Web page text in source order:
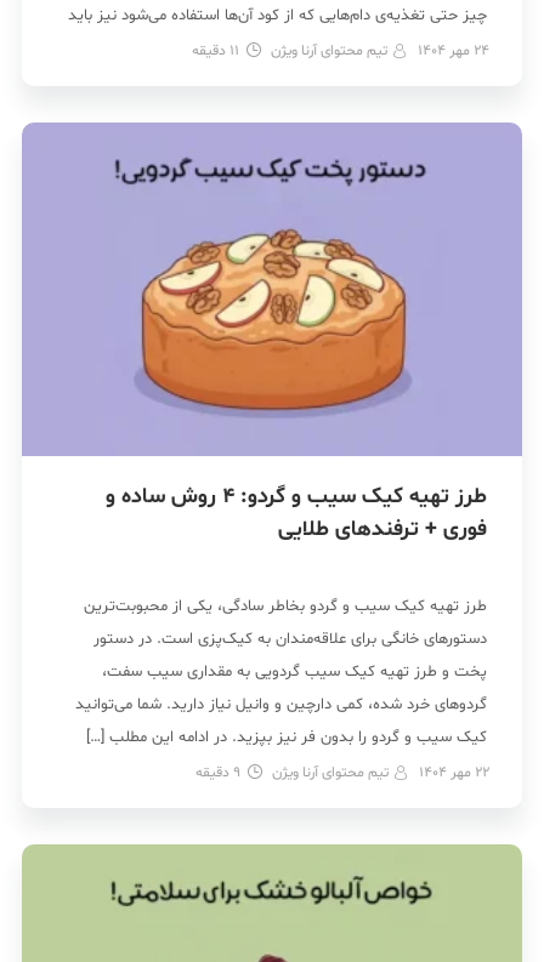
چیز حتی تغذیه‌ی دام‌هایی که از کود آن‌ها استفاده می‌شود نیز باید
سنتی و فاقد […]
24 مهر 1404 تیم محتوای آرنا ویژن 11 دقیقه
طرز تهیه کیک سیب و گردو: 4 روش ساده و
فوری + ترفندهای طلایی
طرز تهیه کیک سیب و گردو بخاطر سادگی، یکی از محبوبت‌ترین
دستورهای خانگی برای علاقه‌مندان به کیک‌پزی است. در دستور
پخت و طرز تهیه کیک سیب گردویی به مقداری سیب سفت،
گردوهای خرد شده، کمی دارچین و وانیل نیاز دارید. شما می‌توانید
کیک سیب و گردو را بدون فر نیز بپزید. در ادامه این مطلب […]
22 مهر 1404 تیم محتوای آرنا ویژن 9 دقیقه